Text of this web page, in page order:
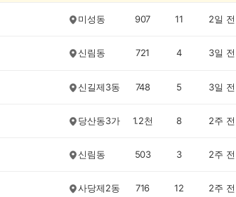
미성동 907 11 2일 전
신림동 721 4 3일 전
신길제3동 748 5 3일 전
당산동3가 1.2천 8 2주 전
신림동 503 3 2주 전
사당제2동 716 12 2주 전